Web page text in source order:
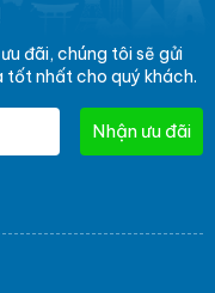
đãi, chúng tôi sẽ gửi
tốt nhất cho quý khách.
Nhận ưu đãi